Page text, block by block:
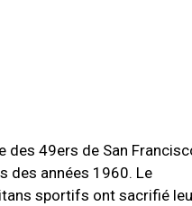
des 49ers de San
des années 1960. Le
sportifs ont sacrifié